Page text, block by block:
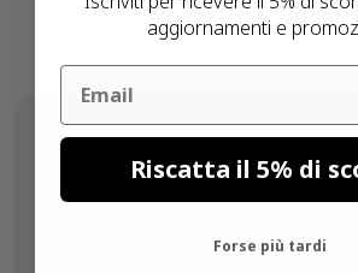
aggiornamenti e
Email
Riscatta il 5% di
Forse più tardi